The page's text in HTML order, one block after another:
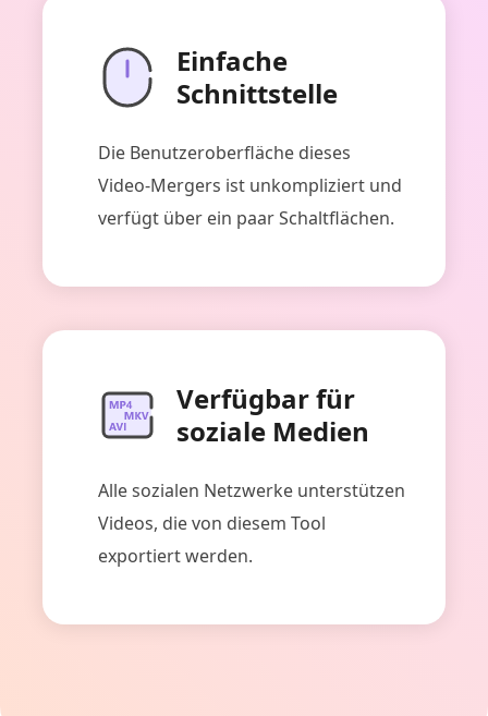
Einfache
Schnittstelle
Die Benutzeroberfläche dieses
Video-Mergers ist unkompliziert und
verfügt über ein paar Schaltflächen.
Verfügbar für
soziale Medien
Alle sozialen Netzwerke unterstützen
Videos, die von diesem Tool
exportiert werden.